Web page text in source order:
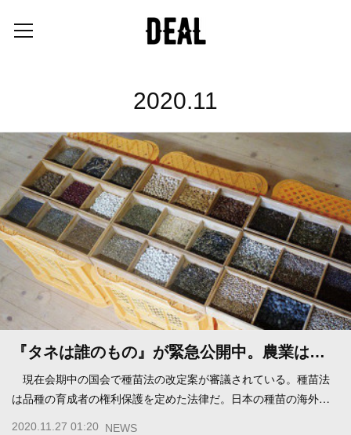
2020.11
『タネは誰のもの』が緊急公開中。農業は…
現在会期中の国会で種苗法の改定案が審議されている。種苗法
は品種の育成者の権利保護を定めた法律だ。日本の種苗の海外…
2020.11.27 01:20 NEWS